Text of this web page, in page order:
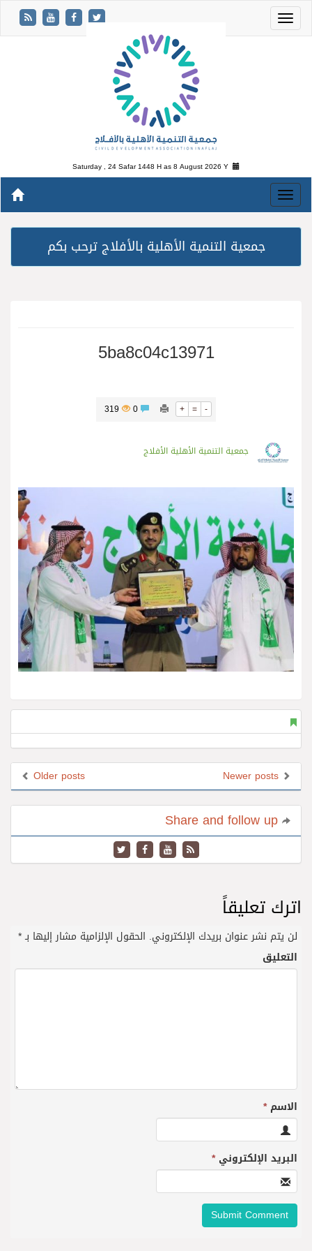
Saturday , 24 Safar 1448 H as8 August 2026 Y
جمعية التنمية الأهلية بالأفلاج ترحب بكم
5ba8c04c13971
+ = -
319
جمعية التنمية الأهلية الأفلاج
Older posts
اترك تعليقاً
لن يتم نشر عنوان بريدك الإلكتروني. الحقول الإلزامية مشار إليها بـ*
التعليق
الاسم*
البريد الإلكتروني*